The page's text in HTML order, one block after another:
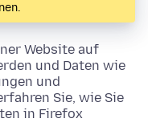
Website auf
und Daten wie
und
Sie, wie Sie
in Firefox